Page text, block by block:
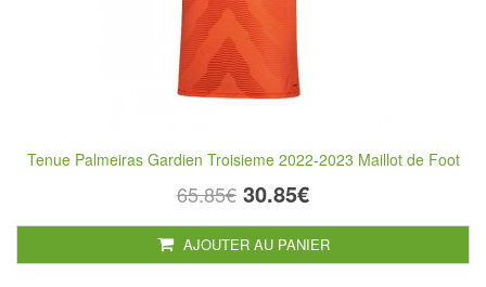
Tenue Palmeiras Gardien Troisieme 2022-2023 Maillot de Foot
65.85€ 30.85€
AJOUTER AU PANIER